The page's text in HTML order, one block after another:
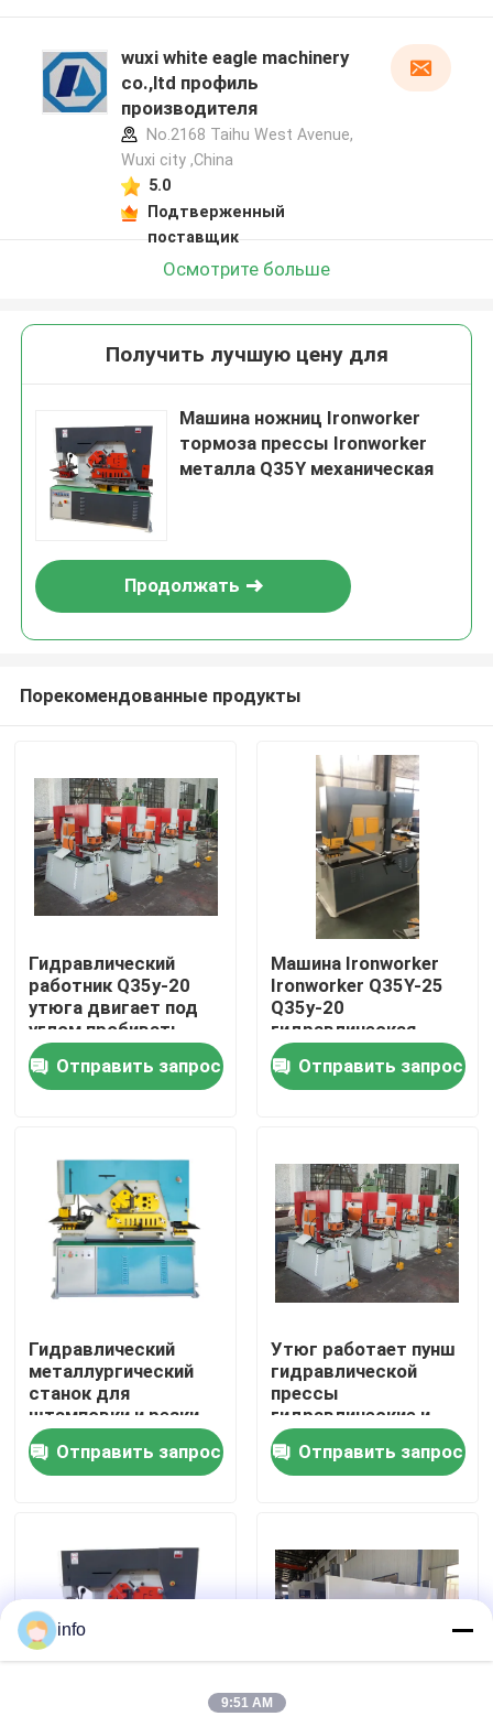
Главная страница
Продукция
О Компании
Наша фабрика
контроль качества
контактные данные
Все случаи
Пресс-тормозная машина
Машина ножниц луча качания
wuxi white eagle machinery
co.,ltd профиль
производителя
No.2168 Taihu West Avenue,
Wuxi city ,China
5.0
Подтверженный
поставщик
Осмотрите больше
Получить лучшую цену для
Машина ножниц Ironworker
тормоза прессы Ironworker
металла Q35Y механическая
Продолжать
Порекомендованные продукты
Гидравлический
работник Q35y-20
утюга двигает под
углом пробивать
отверстия
стального круглого
квадрата овальный
Отправить запрос
Машина Ironworker
Ironworker Q35Y-25
Q35y-20
гидравлическая
ручная небольшая
Отправить запрос
Гидравлический
металлургический
станок для
штамповки и резки
Отправить запрос
Утюг работает пунш
гидравлической
прессы
гидравлические и
Ironworker Q35y-20
машины ножниц
Отправить запрос
info
9:51 AM